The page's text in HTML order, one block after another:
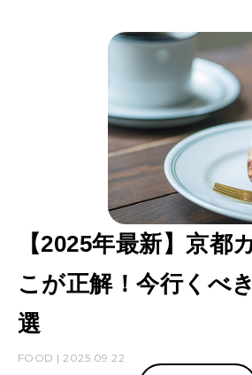
【2025年最新】京都
こが正解！今行くべ
選
FOOD | 2025.09.22